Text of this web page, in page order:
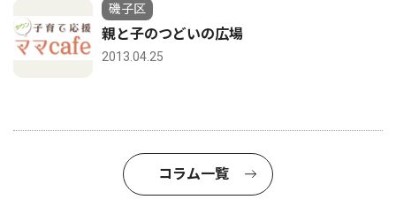
磯子区
親と子のつどいの広場
2013.04.25
コラム一覧